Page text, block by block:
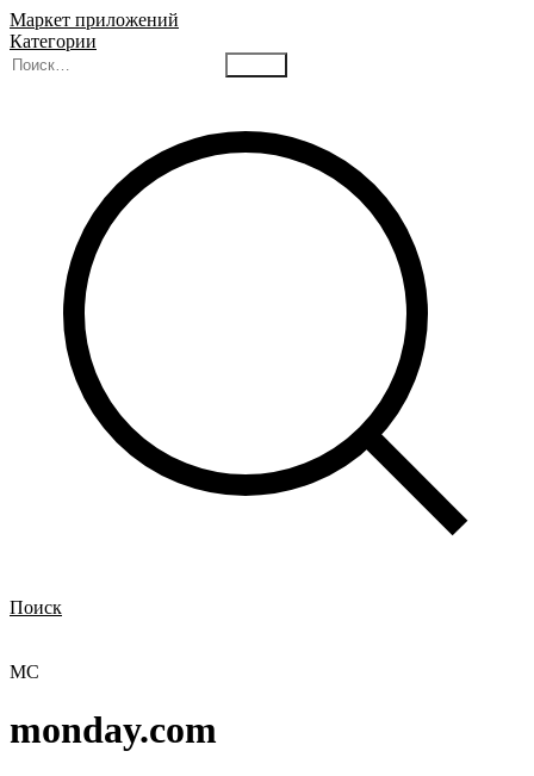
Маркет приложений
Категории
Поиск
MC
monday.com